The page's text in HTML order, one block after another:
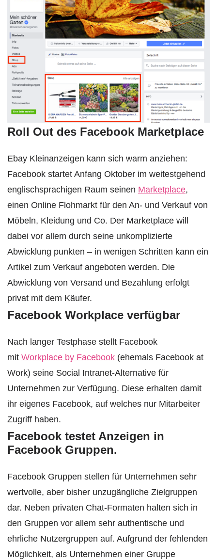
Roll Out des Facebook Marketplace
Ebay Kleinanzeigen kann sich warm anziehen:
Facebook startet Anfang Oktober im weitestgehend
englischsprachigen Raum seinen Marketplace,
einen Online Flohmarkt für den An- und Verkauf von
Möbeln, Kleidung und Co. Der Marketplace will
dabei vor allem durch seine unkomplizierte
Abwicklung punkten – in wenigen Schritten kann ein
Artikel zum Verkauf angeboten werden. Die
Abwicklung von Versand und Bezahlung erfolgt
privat mit dem Käufer.
Facebook Workplace verfügbar
Nach langer Testphase stellt Facebook
mit Workplace by Facebook (ehemals Facebook at
Work) seine Social Intranet-Alternative für
Unternehmen zur Verfügung. Diese erhalten damit
ihr eigenes Facebook, auf welches nur Mitarbeiter
Zugriff haben.
Facebook testet Anzeigen in
Facebook Gruppen.
Facebook Gruppen stellen für Unternehmen sehr
wertvolle, aber bisher unzugängliche Zielgruppen
dar. Neben privaten Chat-Formaten halten sich in
den Gruppen vor allem sehr authentische und
ehrliche Nutzergruppen auf. Aufgrund der fehlenden
Möglichkeit, als Unternehmen einer Gruppe